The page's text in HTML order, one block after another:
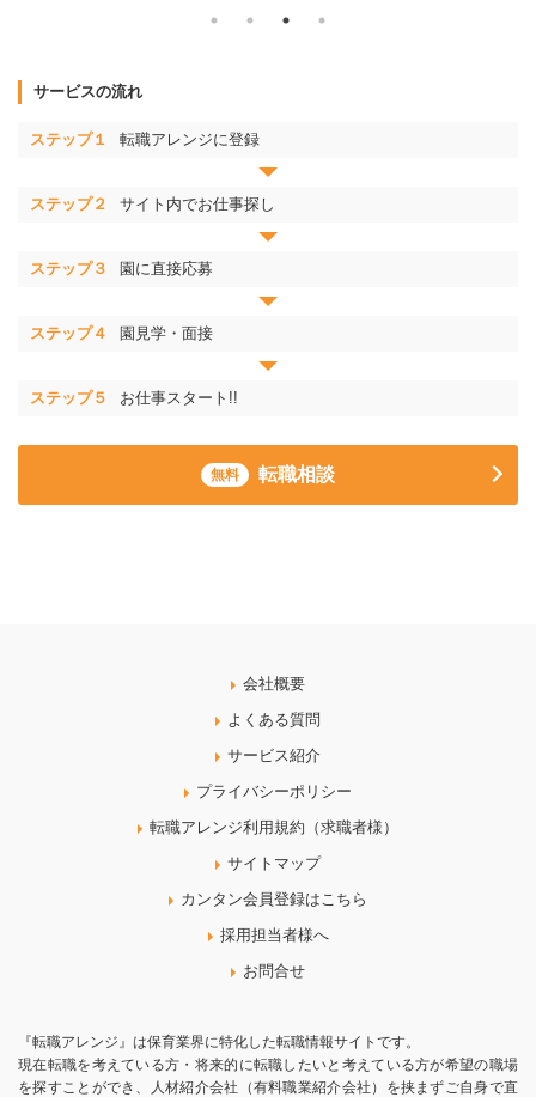
サービスの流れ
ステップ１ 転職アレンジに登録
ステップ２ サイト内でお仕事探し
ステップ３ 園に直接応募
ステップ４ 園見学・面接
ステップ５ お仕事スタート!!
無料 転職相談
会社概要
よくある質問
サービス紹介
プライバシーポリシー
転職アレンジ利用規約（求職者様）
サイトマップ
カンタン会員登録はこちら
採用担当者様へ
お問合せ
『転職アレンジ』は保育業界に特化した転職情報サイトです。
現在転職を考えている方・将来的に転職したいと考えている方が希望の職場
を探すことができ、人材紹介会社（有料職業紹介会社）を挟まずご自身で直